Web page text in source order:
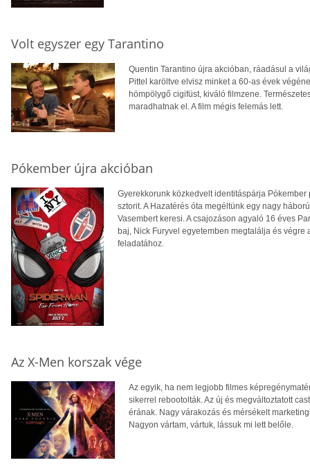
Volt egyszer egy Tarantino
Quentin Tarantino újra akcióban, ráadásul a
Pittel karöltve elvisz minket a 60-as évek
hömpölygő cigifüst, kiváló filmzene.
maradhatnak el. A film mégis felemás lett.
Pókember újra akcióban
Gyerekkorunk közkedvelt identitáspárja
sztorit. A Hazatérés óta megéltünk egy nagy
Vasembert keresi. A csajozáson agyaló 16 éves
baj, Nick Furyvel egyetemben megtalálja és
feladatához.
Az X-Men korszak vége
Az egyik, ha nem legjobb filmes
sikerrel rebootolták. Az új és megváltoztatott
érának. Nagy várakozás és mérsékelt
Nagyon vártam, vártuk, lássuk mi lett belőle.